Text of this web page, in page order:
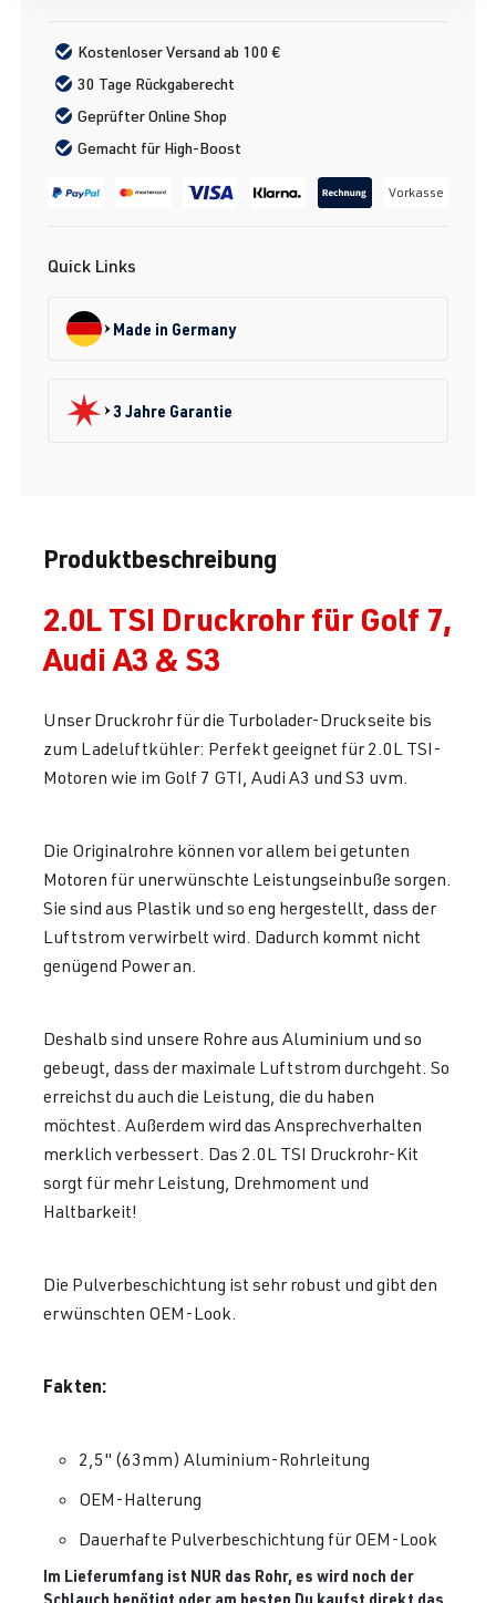
Kostenloser Versand ab 100 €
30 Tage Rückgaberecht
Geprüfter Online Shop
Gemacht für High-Boost
Vorkasse
Quick Links
Made in Germany
3 Jahre Garantie
Produktbeschreibung
2.0L TSI Druckrohr für Golf 7,
Audi A3 & S3
Unser Druckrohr für die Turbolader-Druckseite bis
zum Ladeluftkühler: Perfekt geeignet für 2.0L TSI-
Motoren wie im Golf 7 GTI, Audi A3 und S3 uvm.
Die Originalrohre können vor allem bei getunten
Motoren für unerwünschte Leistungseinbuße sorgen.
Sie sind aus Plastik und so eng hergestellt, dass der
Luftstrom verwirbelt wird. Dadurch kommt nicht
genügend Power an.
Deshalb sind unsere Rohre aus Aluminium und so
gebeugt, dass der maximale Luftstrom durchgeht. So
erreichst du auch die Leistung, die du haben
möchtest. Außerdem wird das Ansprechverhalten
merklich verbessert. Das 2.0L TSI Druckrohr-Kit
sorgt für mehr Leistung, Drehmoment und
Haltbarkeit!
Die Pulverbeschichtung ist sehr robust und gibt den
erwünschten OEM-Look.
Fakten:
2,5" (63mm) Aluminium-Rohrleitung
OEM-Halterung
Dauerhafte Pulverbeschichtung für OEM-Look
Im Lieferumfang ist NUR das Rohr, es wird noch der
Schlauch benötigt oder am besten Du kaufst direkt das